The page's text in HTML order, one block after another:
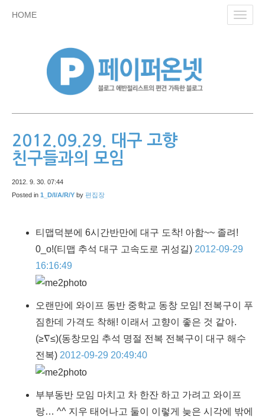
HOME
2012.09.29. 대구 고향
친구들과의 모임
2012. 9. 30. 07:44
Posted in 1_D/I/A/R/Y by 편집장
티맵덕분에 6시간반만에 대구 도착! 아함~~ 졸려!
0_o!(티맵 추석 대구 고속도로 귀성길) 2012-09-29
16:16:49
오랜만에 와이프 동반 중학교 동창 모임! 전복구이 푸
짐한데 가격도 착해! 이래서 고향이 좋은 것 같아.
(≥∇≤)(동창모임 추석 명절 전복 전복구이 대구 해수
전복) 2012-09-29 20:49:40
부부동반 모임 마치고 차 한잔 하고 가려고 와이프
랑… ^^ 지우 태어나고 둘이 이렇게 늦은 시각에 밖에